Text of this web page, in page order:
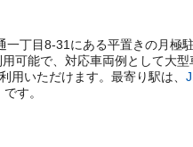
丁目8-31にある平置きの月極
可能で、対応車両例として大
用いただけます。 最寄り駅は、
です。